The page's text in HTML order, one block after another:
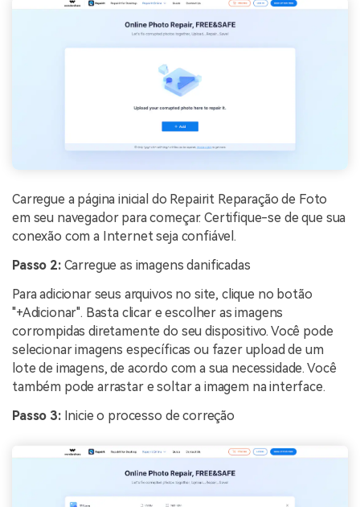
Carregue a página inicial do Repairit Reparação de Foto
em seu navegador para começar. Certifique-se de que sua
conexão com a Internet seja confiável.
Passo 2:Carregue as imagens danificadas
Para adicionar seus arquivos no site, clique no botão
"+Adicionar". Basta clicar e escolher as imagens
corrompidas diretamente do seu dispositivo. Você pode
selecionar imagens específicas ou fazer upload de um
lote de imagens, de acordo com a sua necessidade. Você
também pode arrastar e soltar a imagem na interface.
Passo 3:Inicie o processo de correção